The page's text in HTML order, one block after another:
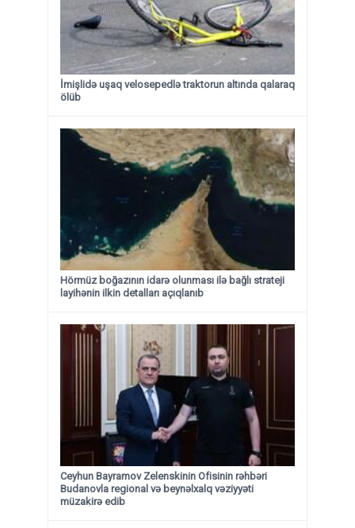
İmişlidə uşaq velosepedlə traktorun altında qalaraq
ölüb
Hörmüz boğazının idarə olunması ilə bağlı strateji
layihənin ilkin detalları açıqlanıb
Ceyhun Bayramov Zelenskinin Ofisinin rəhbəri
Budanovla regional və beynəlxalq vəziyyəti
müzakirə edib